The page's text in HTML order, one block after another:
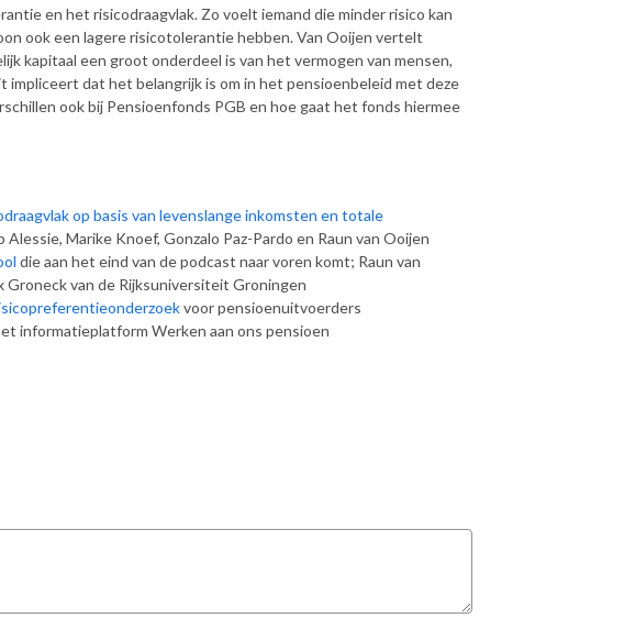
en het risicodraagvlak. Zo voelt iemand die minder risico kan
ook een lagere risicotolerantie hebben. Van Ooijen vertelt
kapitaal een groot onderdeel is van het vermogen van mensen,
dat het belangrijk is om in het pensioenbeleid met deze
ook bij Pensioenfonds PGB en hoe gaat het fonds hiermee
op basis van levenslange inkomsten en totale
Alessie, Marike Knoef, Gonzalo Paz-Pardo en Raun van Ooijen
die aan het eind van de podcast naar voren komt; Raun van
van de Rijksuniversiteit Groningen
voor pensioenuitvoerders
informatieplatform Werken aan ons pensioen